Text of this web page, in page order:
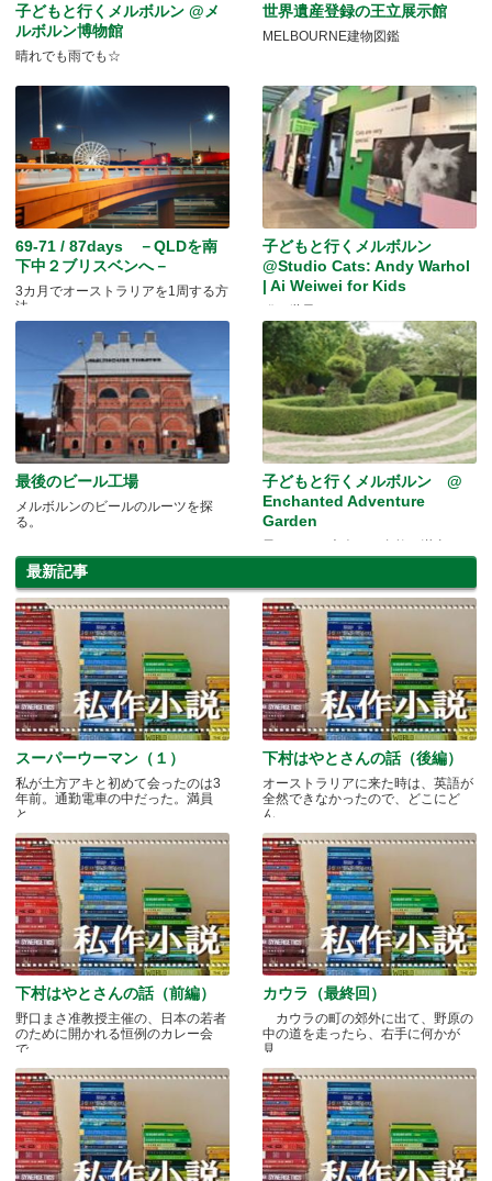
子どもと行くメルボルン @メ
ルボルン博物館
晴れでも雨でも☆
世界遺産登録の王立展示館
MELBOURNE建物図鑑
69-71 / 87days －QLDを南
下中２ブリスベンへ－
3カ月でオーストラリアを1周する方
法
子どもと行くメルボルン
@Studio Cats: Andy Warhol
| Ai Weiwei for Kids
猫の世界へ✩
最後のビール工場
メルボルンのビールのルーツを探
る。
子どもと行くメルボルン @
Enchanted Adventure
Garden
子どもから大人まで自然を満喫！
最新記事
スーパーウーマン（１）
私が土方アキと初めて会ったのは3
年前。通勤電車の中だった。満員
と.....
下村はやとさんの話（後編）
オーストラリアに来た時は、英語が
全然できなかったので、どこにど
ん.....
下村はやとさんの話（前編）
野口まさ准教授主催の、日本の若者
のために開かれる恒例のカレー会
で.....
カウラ（最終回）
カウラの町の郊外に出て、野原の
中の道を走ったら、右手に何かが
見.....